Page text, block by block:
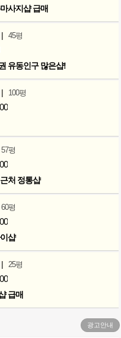
사지샵 급매
| 45평
유동인구 많은샵!
| 100평
57평
처 정통샵
60평
샵
| 25평
급매
광고안내